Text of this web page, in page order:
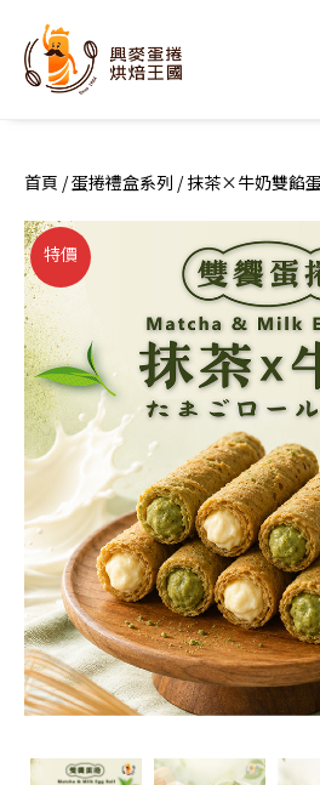
content
首頁 /蛋捲禮盒系列 / 抹茶×牛奶雙餡
特價